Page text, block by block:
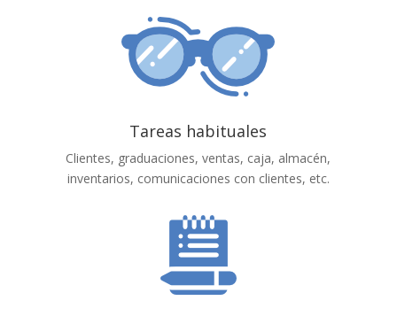
Tareas habituales
Clientes, graduaciones, ventas, caja, almacén,
inventarios, comunicaciones con clientes, etc.